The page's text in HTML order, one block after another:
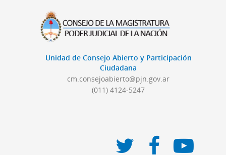
Unidad de Consejo Abierto y Participación
Ciudadana
cm.consejoabierto@pjn.gov.ar
(011) 4124-5247